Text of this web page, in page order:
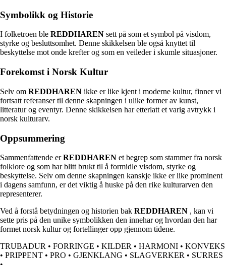
Symbolikk og Historie
I folketroen ble REDDHAREN sett på som et symbol på visdom,
styrke og besluttsomhet. Denne skikkelsen ble også knyttet til
beskyttelse mot onde krefter og som en veileder i skumle situasjoner.
Forekomst i Norsk Kultur
Selv om REDDHAREN ikke er like kjent i moderne kultur, finner vi
fortsatt referanser til denne skapningen i ulike former av kunst,
litteratur og eventyr. Denne skikkelsen har etterlatt et varig avtrykk i
norsk kulturarv.
Oppsummering
Sammenfattende erREDDHAREN et begrep som stammer fra norsk
folklore og som har blitt brukt til å formidle visdom, styrke og
beskyttelse. Selv om denne skapningen kanskje ikke er like prominent
i dagens samfunn, er det viktig å huske på den rike kulturarven den
representerer.
Ved å forstå betydningen og historien bak REDDHAREN , kan vi
sette pris på den unike symbolikken den innehar og hvordan den har
formet norsk kultur og fortellinger opp gjennom tidene.
TRUBADUR • FORRINGE • KILDER • HARMONI • KONVEKS
• PRIPPENT • PRO • GJENKLANG • SLAGVERKER • SURRES